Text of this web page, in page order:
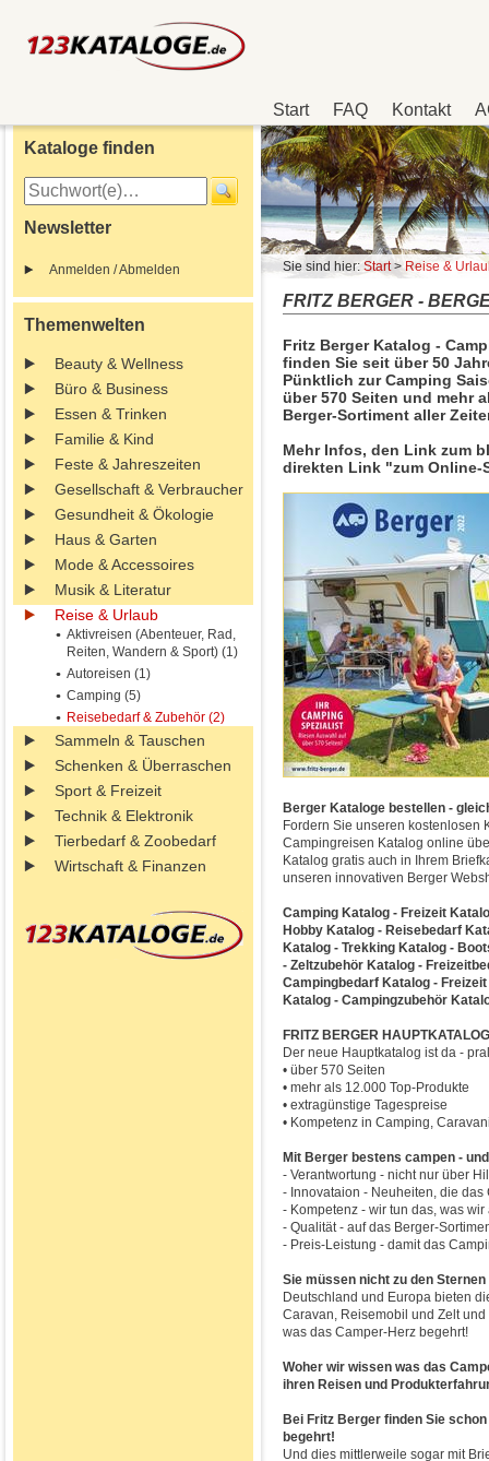
Start FAQ Kontakt
Kataloge finden
Newsletter
Anmelden / Abmelden
Themenwelten
Beauty & Wellness
Büro & Business
Essen & Trinken
Familie & Kind
Feste & Jahreszeiten
Gesellschaft & Verbraucher
Gesundheit & Ökologie
Haus & Garten
Mode & Accessoires
Musik & Literatur
Reise & Urlaub
Aktivreisen (Abenteuer, Rad,
Reiten, Wandern & Sport) (1)
Autoreisen (1)
Camping (5)
Reisebedarf & Zubehör (2)
Sammeln & Tauschen
Schenken & Überraschen
Sport & Freizeit
Technik & Elektronik
Tierbedarf & Zoobedarf
Wirtschaft & Finanzen
Sie sind hier: Start>Reise &
FRITZ BERGER -
Fritz Berger Katalog -
finden Sie seit über 50
Pünktlich zur Camping
über 570 Seiten und mehr
Berger-Sortiment aller
Mehr Infos, den Link zum
direkten Link "zum
Berger Kataloge bestellen -
Fordern Sie unseren kostenlosen
Campingreisen Katalog online
Katalog gratis auch in Ihrem
unseren innovativen Berger
Camping Katalog - Freizeit
Hobby Katalog - Reisebedarf
Katalog - Trekking Katalog -
- Zeltzubehör Katalog -
Campingbedarf Katalog -
Katalog - Campingzubehör
FRITZ BERGER
Der neue Hauptkatalog ist da -
• über 570 Seiten
• mehr als 12.000 Top-Produkte
• extragünstige Tagespreise
• Kompetenz in Camping,
Mit Berger bestens campen -
- Verantwortung - nicht nur über
- Innovataion - Neuheiten, die
- Kompetenz - wir tun das, was
- Qualität - auf das Berger-
- Preis-Leistung - damit das
Sie müssen nicht zu den
Deutschland und Europa bieten
Caravan, Reisemobil und Zelt
was das Camper-Herz begehrt!
Woher wir wissen was das
ihren Reisen und
Bei Fritz Berger finden Sie
begehrt!
Und dies mittlerweile sogar mit